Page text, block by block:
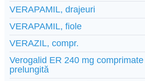
VERAPAMIL, drajeuri
VERAPAMIL, fiole
VERAZIL, compr.
Verogalid ER 240 mg
prelungită